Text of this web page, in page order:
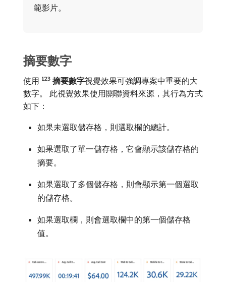
範影片。
摘要數字
使用 摘要數字​視覺效果可強調專案中重要的大
數字。 此視覺效果使用關聯資料來源，其行為方式
如下：
如果未選取儲存格，則選取欄的總計。
如果選取了單一儲存格，它會顯示該儲存格的
摘要。
如果選取了多個儲存格，則會顯示第一個選取
的儲存格。
如果選取欄，則會選取欄中的第一個儲存格
值。